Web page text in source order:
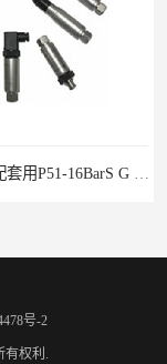
号-2
权利.